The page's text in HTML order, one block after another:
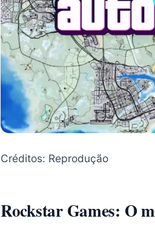
Créditos: Reprodução
Rockstar Games: O